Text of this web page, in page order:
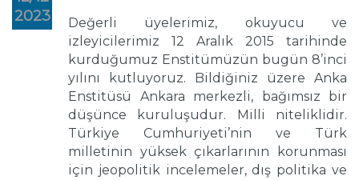
2023
Değerli üyelerimiz, okuyucu ve
izleyicilerimiz 12 Aralık 2015 tarihinde
kurduğumuz Enstitümüzün bugün 8’inci
yılını kutluyoruz. Bildiğiniz üzere Anka
Enstitüsü Ankara merkezli, bağımsız bir
düşünce kuruluşudur. Milli niteliklidir.
Türkiye Cumhuriyeti’nin ve Türk
milletinin yüksek çıkarlarının korunması
için jeopolitik incelemeler, dış politika ve